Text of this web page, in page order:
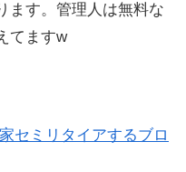
ます。管理人は無料な
てますw
セミリタイアするブロ